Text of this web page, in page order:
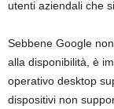
utenti aziendali che
Sebbene Google
alla disponibilità, è
operativo desktop
dispositivi non